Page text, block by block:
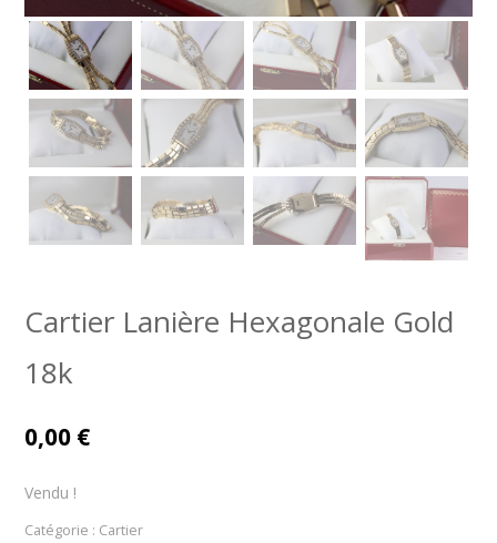
Cartier Lanière Hexagonale Gold
18k
0,00 €
Vendu !
Catégorie : Cartier